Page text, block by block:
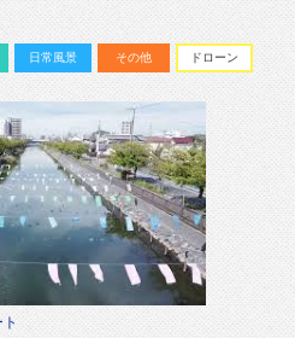
日常風景 その他 ドローン